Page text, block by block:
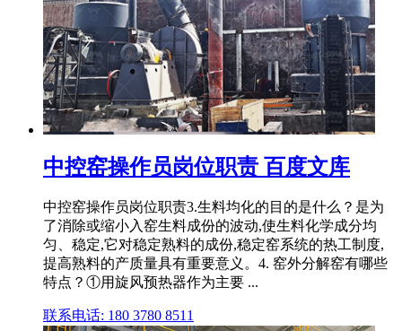
中控窑操作员岗位职责 百度文库
中控窑操作员岗位职责3.生料均化的目的是什么？是为
了消除或缩小入窑生料成份的波动,使生料化学成分均
匀、稳定,它对稳定熟料的成份,稳定窑系统的热工制度,
提高熟料的产质量具有重要意义。4. 窑外分解窑有哪些
特点？①用旋风预热器作为主要 ...
联系电话: 180 3780 8511